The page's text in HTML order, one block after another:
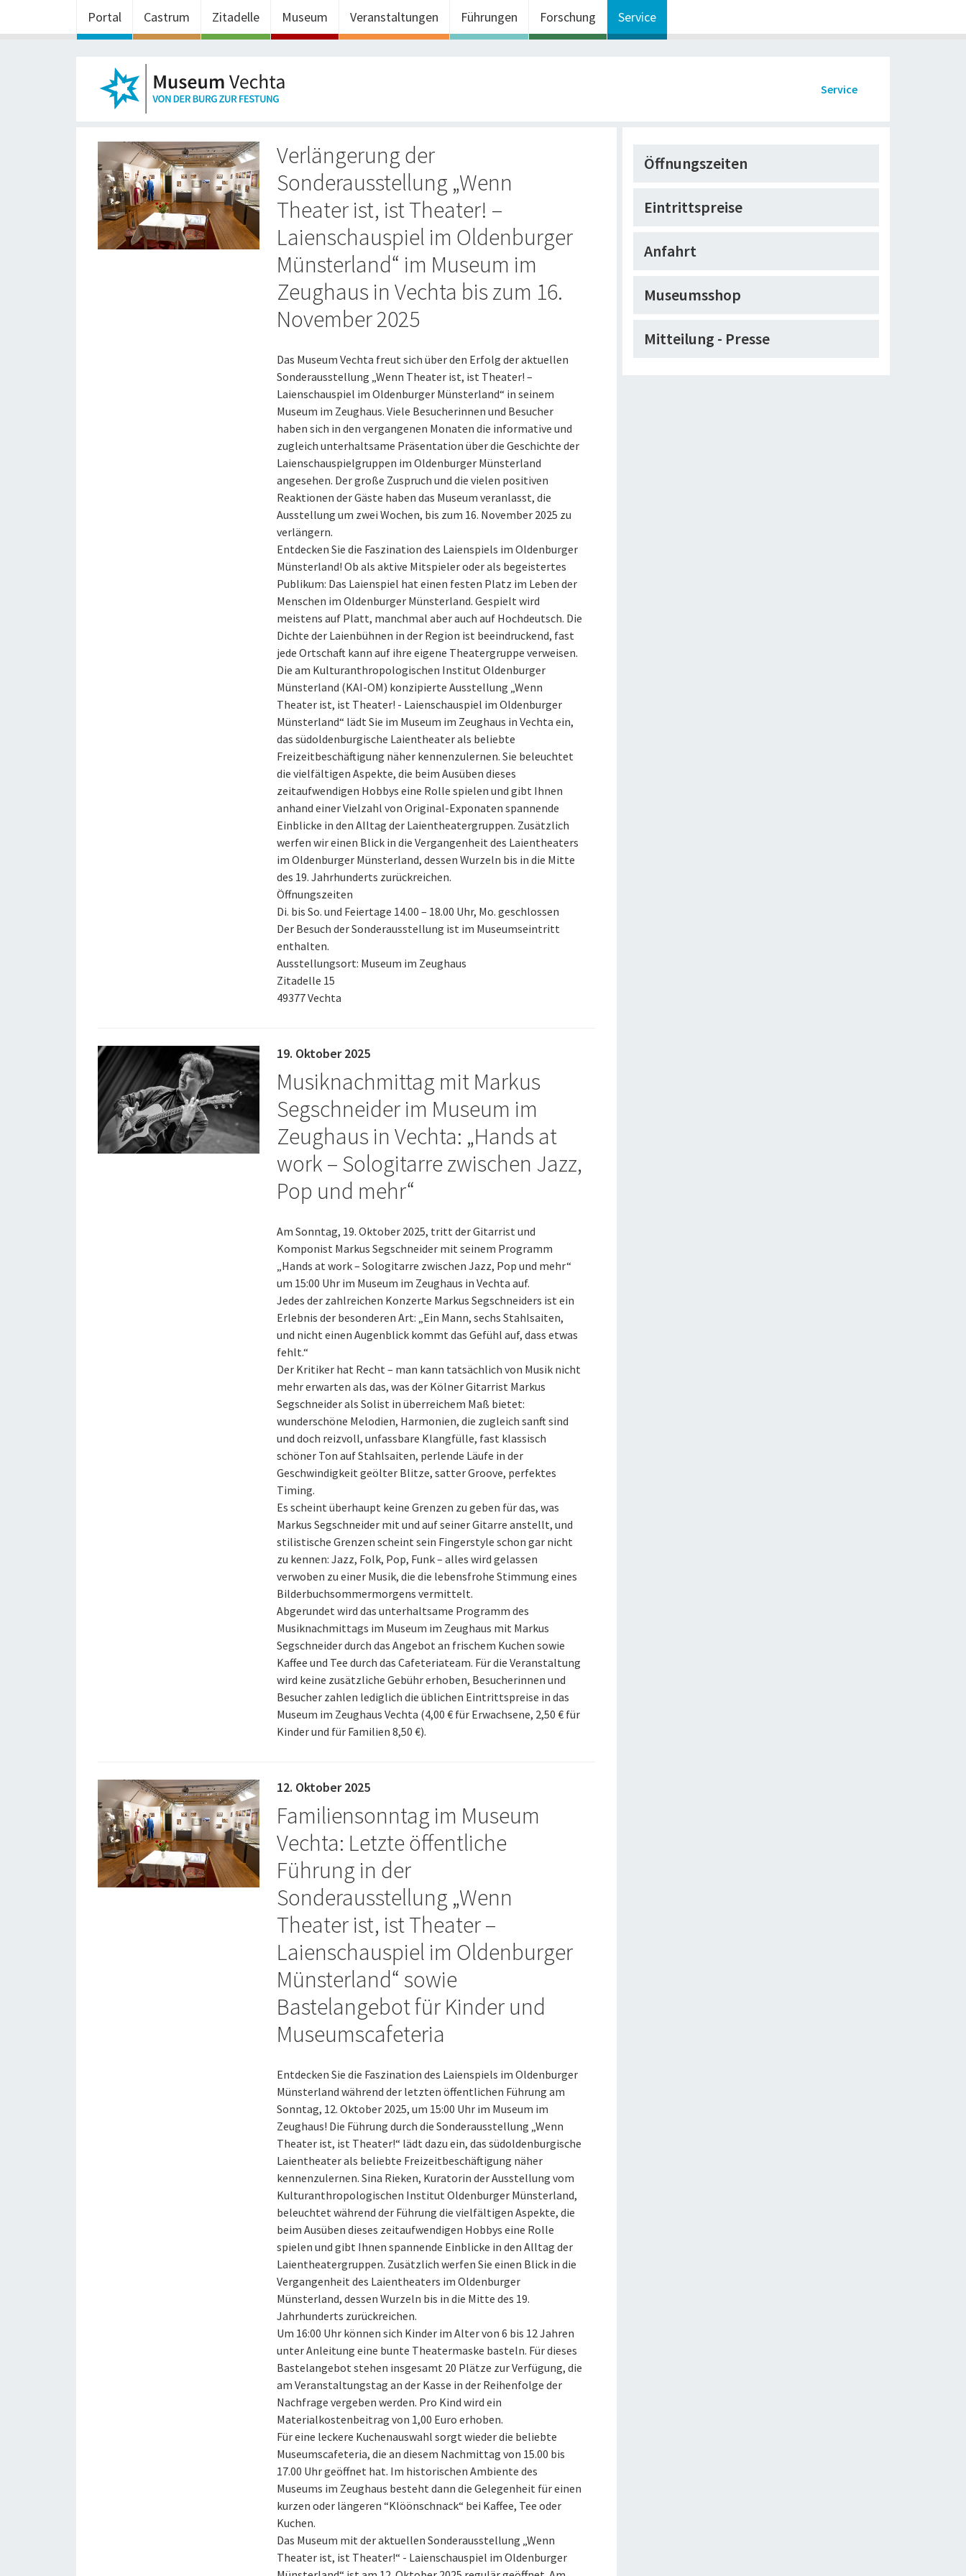
Portal Castrum Zitadelle Museum Veranstaltungen Führungen Forschung Service
Service
Verlängerung der
Sonderausstellung „Wenn
Theater ist, ist Theater! –
Laienschauspiel im Oldenburger
Münsterland“ im Museum im
Zeughaus in Vechta bis zum 16.
November 2025
Das Museum Vechta freut sich über den Erfolg der aktuellen
Sonderausstellung „Wenn Theater ist, ist Theater! –
Laienschauspiel im Oldenburger Münsterland“ in seinem
Museum im Zeughaus. Viele Besucherinnen und Besucher
haben sich in den vergangenen Monaten die informative und
zugleich unterhaltsame Präsentation über die Geschichte der
Laienschauspielgruppen im Oldenburger Münsterland
angesehen. Der große Zuspruch und die vielen positiven
Reaktionen der Gäste haben das Museum veranlasst, die
Ausstellung um zwei Wochen, bis zum 16. November 2025 zu
verlängern.
Entdecken Sie die Faszination des Laienspiels im Oldenburger
Münsterland! Ob als aktive Mitspieler oder als begeistertes
Publikum: Das Laienspiel hat einen festen Platz im Leben der
Menschen im Oldenburger Münsterland. Gespielt wird
meistens auf Platt, manchmal aber auch auf Hochdeutsch. Die
Dichte der Laienbühnen in der Region ist beeindruckend, fast
jede Ortschaft kann auf ihre eigene Theatergruppe verweisen.
Die am Kulturanthropologischen Institut Oldenburger
Münsterland (KAI-OM) konzipierte Ausstellung „Wenn
Theater ist, ist Theater! - Laienschauspiel im Oldenburger
Münsterland“ lädt Sie im Museum im Zeughaus in Vechta ein,
das südoldenburgische Laientheater als beliebte
Freizeitbeschäftigung näher kennenzulernen. Sie beleuchtet
die vielfältigen Aspekte, die beim Ausüben dieses
zeitaufwendigen Hobbys eine Rolle spielen und gibt Ihnen
anhand einer Vielzahl von Original-Exponaten spannende
Einblicke in den Alltag der Laientheatergruppen. Zusätzlich
werfen wir einen Blick in die Vergangenheit des Laientheaters
im Oldenburger Münsterland, dessen Wurzeln bis in die Mitte
des 19. Jahrhunderts zurückreichen.
Öffnungszeiten
Di. bis So. und Feiertage 14.00 – 18.00 Uhr, Mo. geschlossen
Der Besuch der Sonderausstellung ist im Museumseintritt
enthalten.
Ausstellungsort: Museum im Zeughaus
Zitadelle 15
49377 Vechta
19. Oktober 2025
Musiknachmittag mit Markus
Segschneider im Museum im
Zeughaus in Vechta: „Hands at
work – Sologitarre zwischen Jazz,
Pop und mehr“
Am Sonntag, 19. Oktober 2025, tritt der Gitarrist und
Komponist Markus Segschneider mit seinem Programm
„Hands at work – Sologitarre zwischen Jazz, Pop und mehr“
um 15:00 Uhr im Museum im Zeughaus in Vechta auf.
Jedes der zahlreichen Konzerte Markus Segschneiders ist ein
Erlebnis der besonderen Art: „Ein Mann, sechs Stahlsaiten,
und nicht einen Augenblick kommt das Gefühl auf, dass etwas
fehlt.“
Der Kritiker hat Recht – man kann tatsächlich von Musik nicht
mehr erwarten als das, was der Kölner Gitarrist Markus
Segschneider als Solist in überreichem Maß bietet:
wunderschöne Melodien, Harmonien, die zugleich sanft sind
und doch reizvoll, unfassbare Klangfülle, fast klassisch
schöner Ton auf Stahlsaiten, perlende Läufe in der
Geschwindigkeit geölter Blitze, satter Groove, perfektes
Timing.
Es scheint überhaupt keine Grenzen zu geben für das, was
Markus Segschneider mit und auf seiner Gitarre anstellt, und
stilistische Grenzen scheint sein Fingerstyle schon gar nicht
zu kennen: Jazz, Folk, Pop, Funk – alles wird gelassen
verwoben zu einer Musik, die die lebensfrohe Stimmung eines
Bilderbuchsommermorgens vermittelt.
Abgerundet wird das unterhaltsame Programm des
Musiknachmittags im Museum im Zeughaus mit Markus
Segschneider durch das Angebot an frischem Kuchen sowie
Kaffee und Tee durch das Cafeteriateam. Für die Veranstaltung
wird keine zusätzliche Gebühr erhoben, Besucherinnen und
Besucher zahlen lediglich die üblichen Eintrittspreise in das
Museum im Zeughaus Vechta (4,00 € für Erwachsene, 2,50 € für
Kinder und für Familien 8,50 €).
12. Oktober 2025
Familiensonntag im Museum
Vechta: Letzte öffentliche
Führung in der
Sonderausstellung „Wenn
Theater ist, ist Theater –
Laienschauspiel im Oldenburger
Münsterland“ sowie
Bastelangebot für Kinder und
Museumscafeteria
Entdecken Sie die Faszination des Laienspiels im Oldenburger
Münsterland während der letzten öffentlichen Führung am
Sonntag, 12. Oktober 2025, um 15:00 Uhr im Museum im
Zeughaus! Die Führung durch die Sonderausstellung „Wenn
Theater ist, ist Theater!“ lädt dazu ein, das südoldenburgische
Laientheater als beliebte Freizeitbeschäftigung näher
kennenzulernen. Sina Rieken, Kuratorin der Ausstellung vom
Kulturanthropologischen Institut Oldenburger Münsterland,
beleuchtet während der Führung die vielfältigen Aspekte, die
beim Ausüben dieses zeitaufwendigen Hobbys eine Rolle
spielen und gibt Ihnen spannende Einblicke in den Alltag der
Laientheatergruppen. Zusätzlich werfen Sie einen Blick in die
Vergangenheit des Laientheaters im Oldenburger
Münsterland, dessen Wurzeln bis in die Mitte des 19.
Jahrhunderts zurückreichen.
Um 16:00 Uhr können sich Kinder im Alter von 6 bis 12 Jahren
unter Anleitung eine bunte Theatermaske basteln. Für dieses
Bastelangebot stehen insgesamt 20 Plätze zur Verfügung, die
am Veranstaltungstag an der Kasse in der Reihenfolge der
Nachfrage vergeben werden. Pro Kind wird ein
Materialkostenbeitrag von 1,00 Euro erhoben.
Für eine leckere Kuchenauswahl sorgt wieder die beliebte
Museumscafeteria, die an diesem Nachmittag von 15.00 bis
17.00 Uhr geöffnet hat. Im historischen Ambiente des
Museums im Zeughaus besteht dann die Gelegenheit für einen
kurzen oder längeren “Klöönschnack“ bei Kaffee, Tee oder
Kuchen.
Das Museum mit der aktuellen Sonderausstellung „Wenn
Theater ist, ist Theater!“ - Laienschauspiel im Oldenburger
Öffnungszeiten
Eintrittspreise
Anfahrt
Museumsshop
Mitteilung - Presse